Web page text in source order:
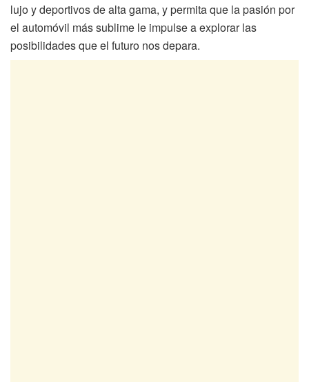
lujo y deportivos de alta gama, y permita que la pasión por
el automóvil más sublime le impulse a explorar las
posibilidades que el futuro nos depara.